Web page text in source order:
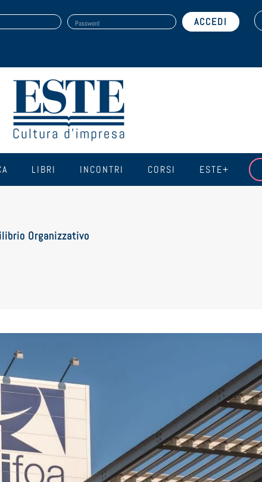
Password
LIBRI INCONTRI CORSI ESTE+
Organizzativo